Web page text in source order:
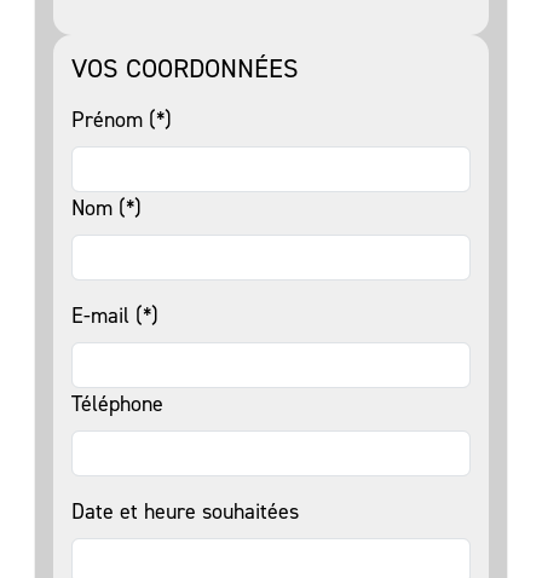
VOS COORDONNÉES
Prénom (*)
Nom (*)
E-mail (*)
Téléphone
Date et heure souhaitées